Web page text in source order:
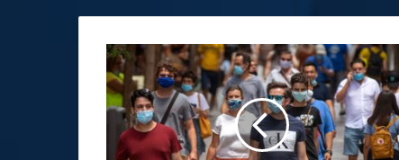
Obligatoriedad
de
mascarilla
podría
regresar